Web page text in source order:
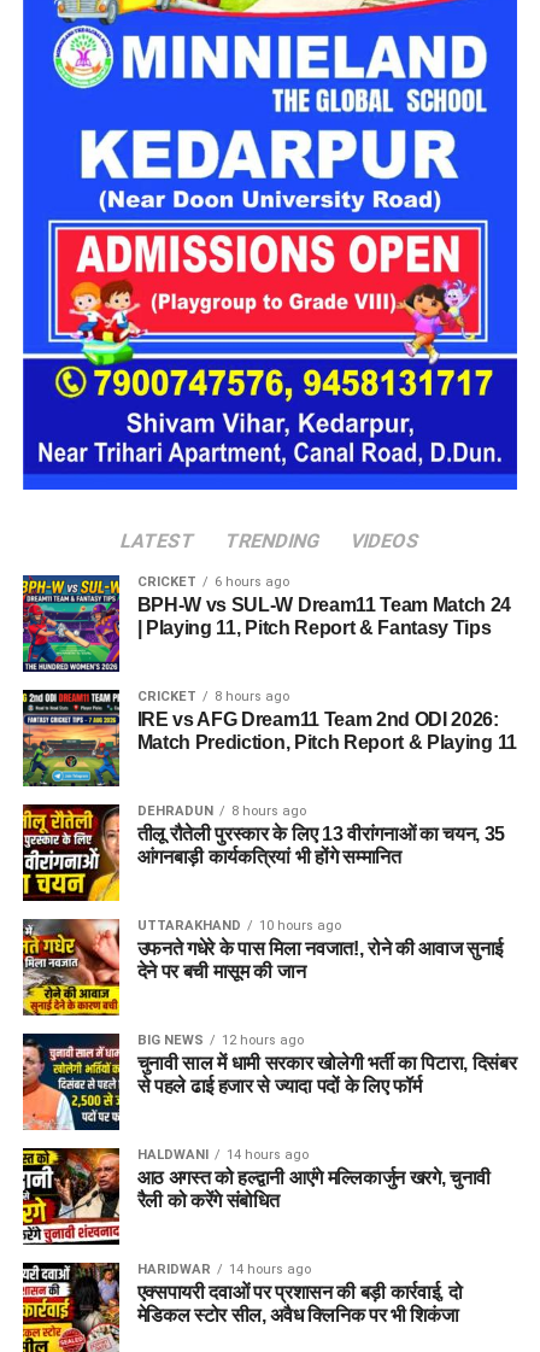
एडवाइजरी देखने की अपील
प्रशासन ने चारधाम यात्रा पर जाने वाले श्रद्धालुओं और अन्य यात्रियों से
अपील की है कि वे यात्रा शुरू करने से पहले मौसम विभाग और प्रशासन की
ताजा एडवाइजरी जरूर देखें। जब तक मौसम अनुकूल नहीं हो जाता, तब
तक अनावश्यक यात्रा से बचें और केवल आधिकारिक सूचना के आधार पर
ही आगे की योजना बनाएं।
उन्होंने आगे लिखा कि वे देश के युवाओं की भावनाओं, आकांक्षाओं और उनकी
उचित अपेक्षाओं का सम्मान करते हैं। उनके अनुसार, भारत के युवाओं के
नैतिक जिम्मेदारी है।
कॉकरोच जनता पार्टी ने इसे बताया
लोकतंत्र की जीत
धर्मेंद्र प्रधान ने अपने कार्यकाल के दौरान प्रधानमंत्री के नेतृत्व में देश की
सेवा करने का अवसर मिलने पर आभार भी व्यक्त किया। उन्होंने कहा कि
इस जिम्मेदारी को निभाना उनके लिए सम्मान की बात रही।
LATEST TRENDING VIDEOS
CRICKET 6 hours ago
BPH-W vs SUL-W Dream11 Team Match 24
| Playing 11, Pitch Report & Fantasy Tips
CRICKET 8 hours ago
IRE vs AFG Dream11 Team 2nd ODI 2026:
Match Prediction, Pitch Report & Playing 11
DEHRADUN 8 hours ago
तीलू रौतेली पुरस्कार के लिए 13 वीरांगनाओं का चयन, 35
आंगनबाड़ी कार्यकत्रियां भी होंगे सम्मानित
UTTARAKHAND 10 hours ago
उफनते गधेरे के पास मिला नवजात!, रोने की आवाज सुनाई
देने पर बची मासूम की जान
BIG NEWS 12 hours ago
चुनावी साल में धामी सरकार खोलेगी भर्ती का पिटारा, दिसंबर
से पहले ढाई हजार से ज्यादा पदों के लिए फॉर्म
HALDWANI 14 hours ago
आठ अगस्त को हल्द्वानी आएंगे मल्लिकार्जुन खरगे, चुनावी
रैली को करेंगे संबोधित
HARIDWAR 14 hours ago
एक्सपायरी दवाओं पर प्रशासन की बड़ी कार्रवाई, दो
मेडिकल स्टोर सील, अवैध क्लिनिक पर भी शिकंजा